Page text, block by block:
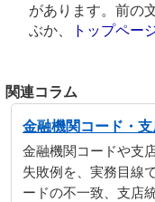
があります。前の
ぶか、
トップペー
関連コラム
金融機関コード・
金融機関コードや支
失敗例を、実務目線
ードの不一致、支店